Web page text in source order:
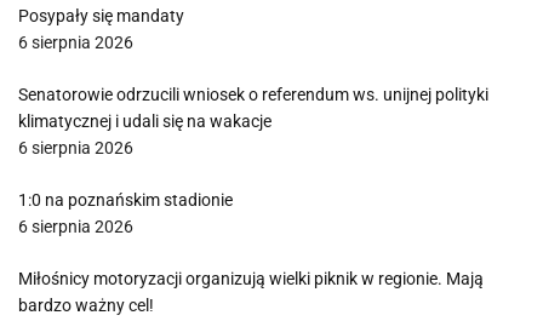
Posypały się mandaty
6 sierpnia 2026
Senatorowie odrzucili wniosek o referendum ws. unijnej polityki
klimatycznej i udali się na wakacje
6 sierpnia 2026
1:0 na poznańskim stadionie
6 sierpnia 2026
Miłośnicy motoryzacji organizują wielki piknik w regionie. Mają
bardzo ważny cel!